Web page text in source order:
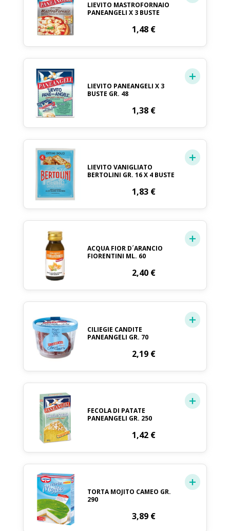
LIEVITO MASTROFORNAIO
PANEANGELI X 3 BUSTE
1,48 €
LIEVITO PANEANGELI X 3
BUSTE GR. 48
1,38 €
LIEVITO VANIGLIATO
BERTOLINI GR. 16 X 4 BUSTE
1,83 €
ACQUA FIOR D´ARANCIO
FIORENTINI ML. 60
2,40 €
CILIEGIE CANDITE
PANEANGELI GR. 70
2,19 €
FECOLA DI PATATE
PANEANGELI GR. 250
1,42 €
TORTA MOJITO CAMEO GR.
290
3,89 €